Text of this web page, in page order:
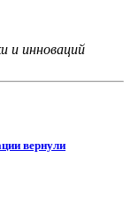
и инноваций
вернули